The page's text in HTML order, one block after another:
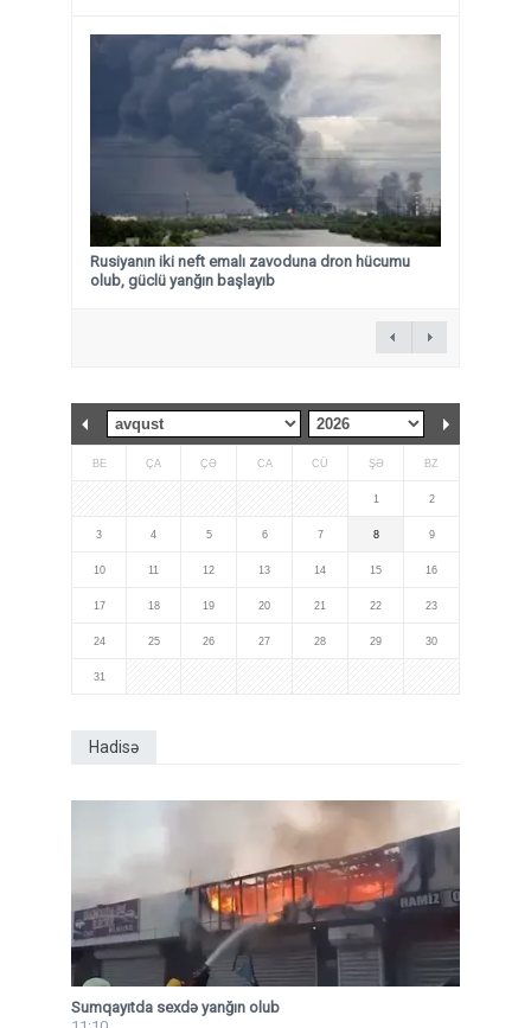
Rusiyanın iki neft emalı zavoduna dron hücumu
olub, güclü yanğın başlayıb
BE ÇA ÇƏ CA CÜ ŞƏ BZ
1 2
3 4 5 6 7 8 9
10 11 12 13 14 15 16
17 18 19 20 21 22 23
24 25 26 27 28 29 30
31
Hadisə
Sumqayıtda sexdə yanğın olub